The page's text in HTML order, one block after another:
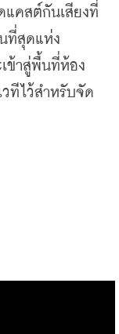
คสต์กันเสียงที่
ที่สุดแห่ง
ข้าสู่พื้นที่ห้อง
ทีไว้สำหรับจัด